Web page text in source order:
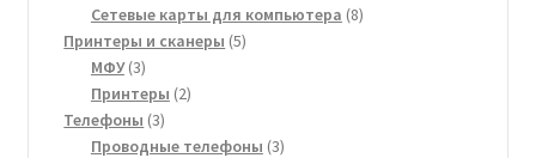
товар
Сетевые карты для компьютера 88
Принтеры и сканеры 55
МФУ 33
товара
Принтеры 22
Телефоны 33
товара
Проводные телефоны 33